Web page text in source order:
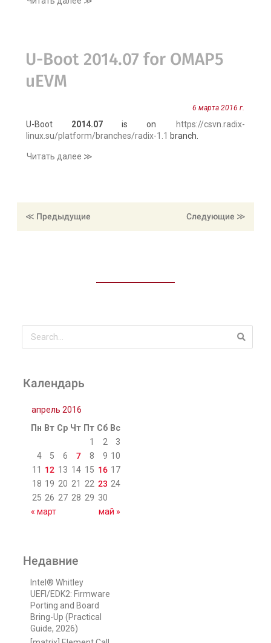
U-Boot 2014.07 for OMAP5
uEVM
6 марта 2016 г.
U-Boot 2014.07 is on
https://csvn.radix-
linux.su/platform/branches/radix-1.1 branch.
Читать далее ≫
≪ Предыдущие ≪ Следующие
Календарь
апрель 2016
Пн Вт Ср Чт Пт Сб Вс
1
2
3
4
5 6 7 8 9 10
11
12 13 14 15 16 17
18 19 20 21 22 23 24
25 26 27 28 29 30
« март
май »
Недавние
Intel® Whitley
UEFI/EDK2: Firmware
Porting and Board
Bring-Up (Practical
Guide, 2026)